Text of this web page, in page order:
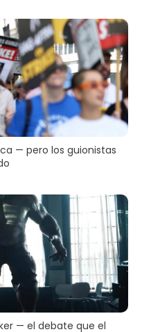
— pero los guionistas
— el debate que el